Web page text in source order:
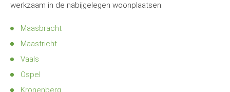
werkzaam in de nabijgelegen woonplaatsen:
Maasbracht
Maastricht
Vaals
Ospel
Kronenberg